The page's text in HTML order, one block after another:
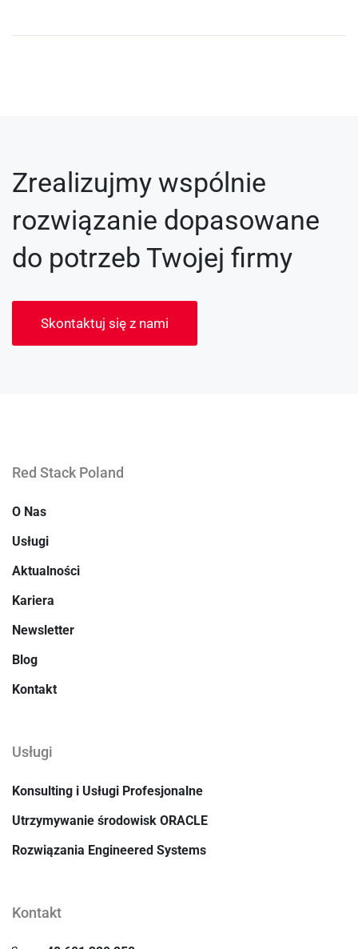
Zrealizujmy wspólnie
rozwiązanie dopasowane
do potrzeb Twojej firmy
Skontaktuj się z nami
Red Stack Poland
O Nas
Usługi
Aktualności
Kariera
Newsletter
Blog
Kontakt
Usługi
Konsulting i Usługi Profesjonalne
Utrzymywanie środowisk ORACLE
Rozwiązania Engineered Systems
Kontakt